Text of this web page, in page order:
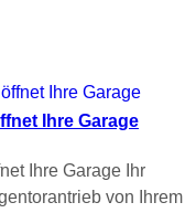
Ihre Garage
Ihre Garage Ihr
von Ihrem